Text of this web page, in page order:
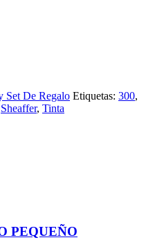
Set De Regalo Etiquetas: 300,
Sheaffer, Tinta
PEQUEÑO